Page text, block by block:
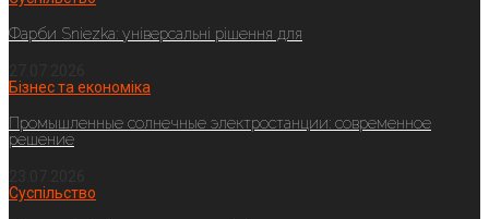
Фарби Sniezka: універсальні рішення для
Бізнес та економіка
Промышленные солнечные электростанции: современное
решение
Суспільство